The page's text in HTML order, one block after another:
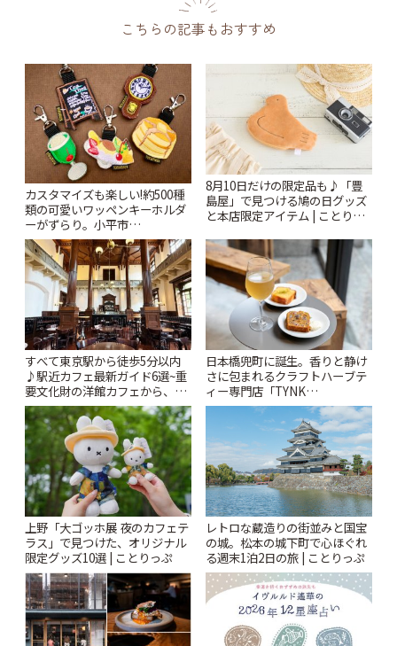
こちらの記事もおすすめ
カスタマイズも楽しい!約500種
類の可愛いワッペンキーホルダ
ーがずらり。小平市
「Kimamaya T&K」 | ことりっ
ぷ
8月10日だけの限定品も♪「豊
島屋」で見つける鳩の日グッズ
と本店限定アイテム | ことりっ
すべて東京駅から徒歩5分以内
♪駅近カフェ最新ガイド6選~重
要文化財の洋館カフェから、改
札すぐのレトロ喫茶まで~ | こと
りっぷ
日本橋兜町に誕生。香りと静け
さに包まれるクラフトハーブテ
ィー専門店「TYNK
Kabutocho」 | ことりっぷ
上野「大ゴッホ展 夜のカフェテ
ラス」で見つけた、オリジナル
限定グッズ10選 | ことりっぷ
レトロな蔵造りの街並みと国宝
の城。松本の城下町で心ほぐれ
る週末1泊2日の旅 | ことりっぷ